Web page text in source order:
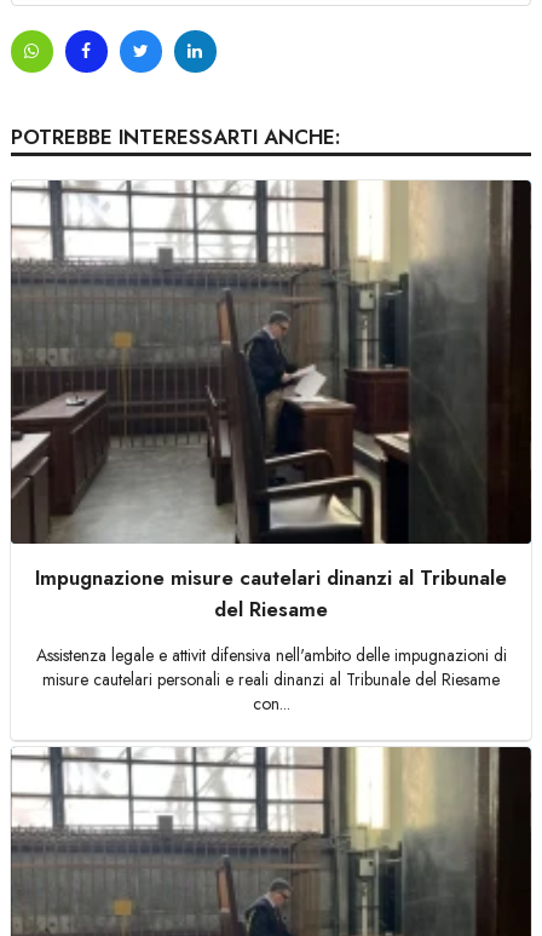
POTREBBE INTERESSARTI ANCHE:
Impugnazione misure cautelari dinanzi al Tribunale
del Riesame
Assistenza legale e attivit difensiva nell'ambito delle impugnazioni di
misure cautelari personali e reali dinanzi al Tribunale del Riesame
con...